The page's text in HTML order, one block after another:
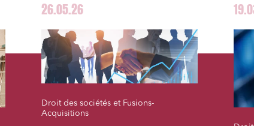
26.05.26
Droit des sociétés et Fusions-
Acquisitions